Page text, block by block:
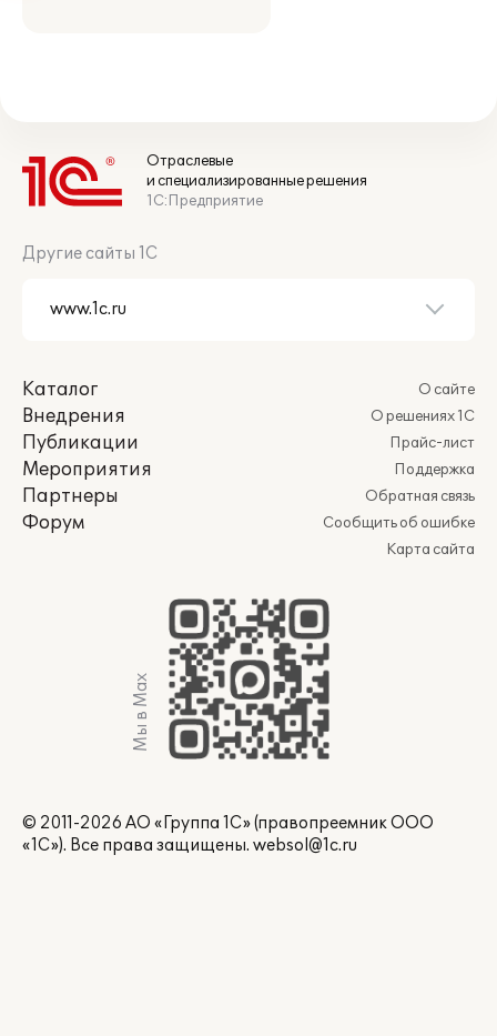
Отраслевые
и специализированные решения
1С:Предприятие
Другие сайты 1С
Каталог
Внедрения
Публикации
Мероприятия
Партнеры
Форум
О сайте
О решениях 1С
Прайс-лист
Поддержка
Обратная связь
Сообщить об ошибке
Карта сайта
Мы в Max
© 2011-2026 АО «Группа 1С» (правопреемник ООО
«1С»). Все права защищены. websol@1c.ru